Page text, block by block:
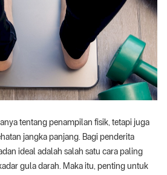
tentang penampilan fisik, tetapi juga
jangka panjang. Bagi penderita
ideal adalah salah satu cara paling
gula darah. Maka itu, penting untuk